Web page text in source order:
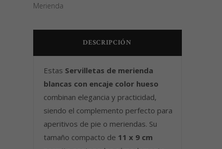
Merienda
DESCRIPCIÓN
Estas Servilletas de merienda
blancas con encaje color hueso
combinan elegancia y practicidad,
siendo el complemento perfecto para
aperitivos de pie o meriendas. Su
tamaño compacto de 11 x 9 cm